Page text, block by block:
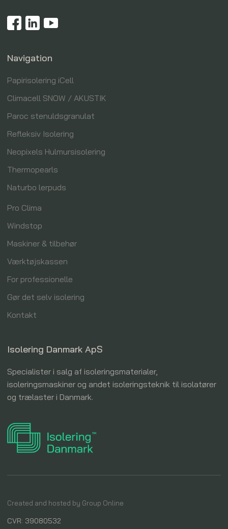
Navigation
Papirisolering iCell
Climacell SNOW / AKUSTIK
Paroc stenuldsgranulat
Refleksiv Isolering
Neopixels Hulmursisolering
Thermopearls
Naturbo lerpuds
Pro Clima
Windstop
Maskiner & tilbehør
Værktøjskassen
For professionelle
Gør det selv isolering
Kontakt
Isolering Danmark ApS
Specialister i salg af isoleringsmaterialer,
isoleringsmaskiner og andet isoleringsteknik til isolatører
og trælaster i Danmark.
Created and hosted by Group Online
CVR: 39080532